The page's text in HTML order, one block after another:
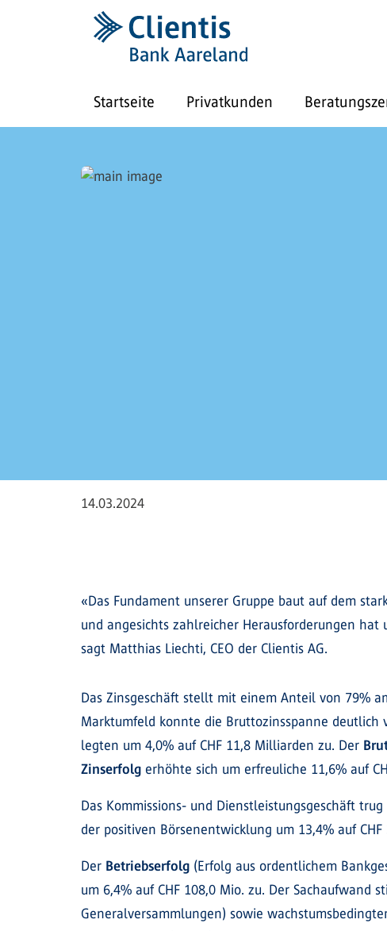
Startseite Privatkunden
14.03.2024
«Das Fundament unserer Gruppe baut auf dem
und angesichts zahlreicher Herausforderungen
sagt Matthias Liechti, CEO der Clientis AG.
Das Zinsgeschäft stellt mit einem Anteil von 79%
Marktumfeld konnte die Bruttozinsspanne deutlich
legten um 4,0% auf CHF 11,8 Milliarden zu. Der
Zinserfolg erhöhte sich um erfreuliche 11,6% auf
Das Kommissions- und Dienstleistungsgeschäft
der positiven Börsenentwicklung um 13,4% auf
Der Betriebserfolg (Erfolg aus ordentlichem
um 6,4% auf CHF 108,0 Mio. zu. Der
Generalversammlungen) sowie